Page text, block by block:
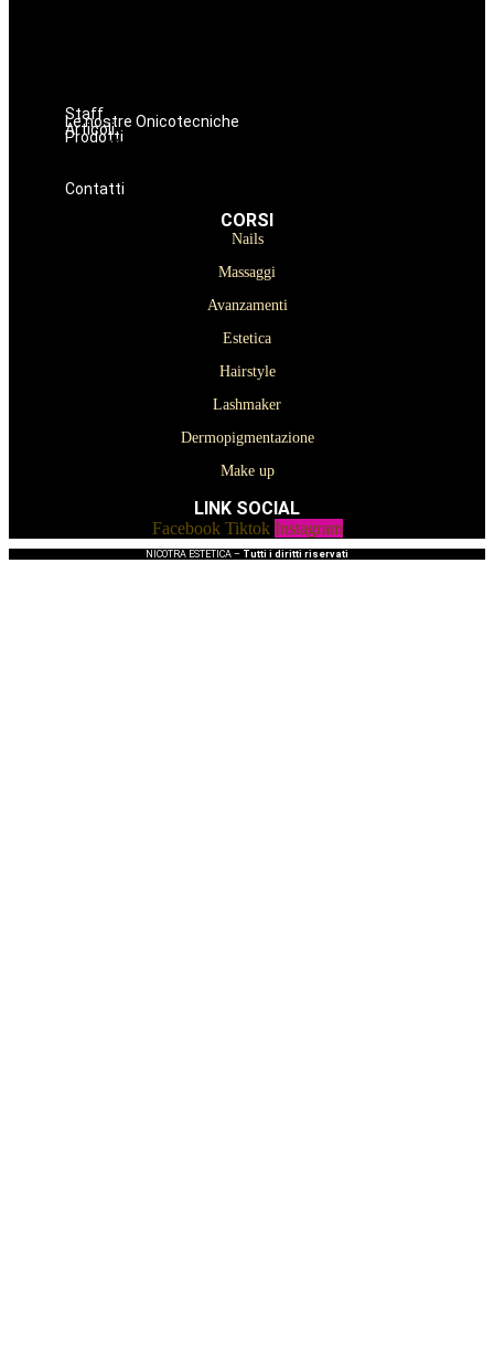
Staff
Le nostre Onicotecniche
Articoli
ProdottiOniconails
Prodotti per ricostruzione unghie
Contatti
CORSI
Nails
Massaggi
Avanzamenti
Estetica
Hairstyle
Lashmaker
Dermopigmentazione
Make up
LINK SOCIAL
Facebook Tiktok Instagram
NICOTRA ESTETICA – Tutti i diritti riservati